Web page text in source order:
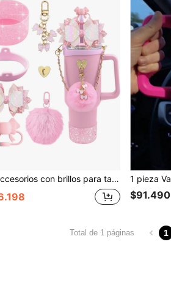
con brillos para taza de 40oz y 30oz que incluyen tapa con pajita de silicona con moño lindo, bota de silicona para taza, correa de manija para botella de agua, dijes, útiles escolares
$91.490
Total de 1 páginas 1